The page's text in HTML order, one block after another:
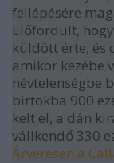
fellépésére
Előfordult,
küldött érte, és
amikor kezébe
névtelenségbe
birtokba 900
kelt el, a dán
vállkendő 330
Árverésen a